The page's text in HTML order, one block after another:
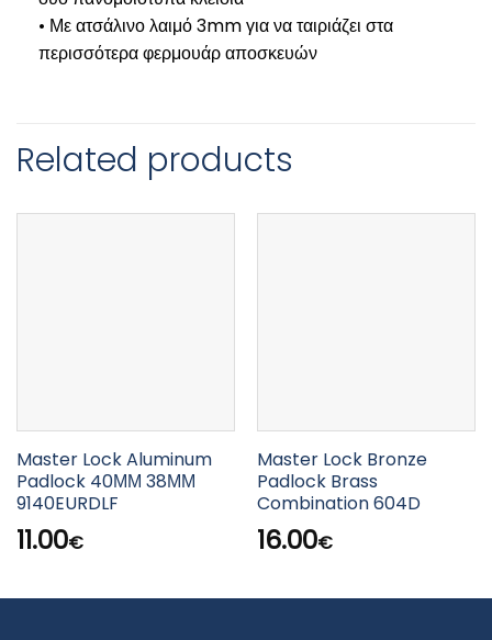
• Με ατσάλινο λαιμό 3mm για να ταιριάζει στα
περισσότερα φερμουάρ αποσκευών
Related products
Master Lock Aluminum
Padlock 40ΜΜ 38ΜΜ
9140EURDLF
11.00€
Master Lock Bronze
Padlock Brass
Combination 604D
16.00€